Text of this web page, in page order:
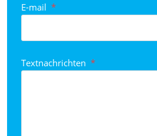
E-mail *
Textnachrichten *